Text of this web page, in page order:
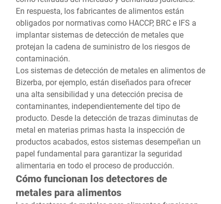
En respuesta, los fabricantes de alimentos están
obligados por normativas como HACCP, BRC e IFS a
implantar sistemas de detección de metales que
protejan la cadena de suministro de los riesgos de
contaminación.
Los sistemas de detección de metales en alimentos de
Bizerba, por ejemplo, están diseñados para ofrecer
una alta sensibilidad y una detección precisa de
contaminantes, independientemente del tipo de
producto. Desde la detección de trazas diminutas de
metal en materias primas hasta la inspección de
productos acabados, estos sistemas desempeñan un
papel fundamental para garantizar la seguridad
alimentaria en todo el proceso de producción.
Cómo funcionan los detectores de
metales para alimentos